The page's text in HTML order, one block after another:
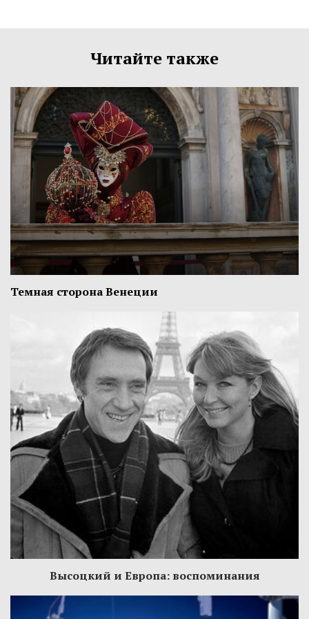
Читайте также
Темная сторона Венеции
Высоцкий и Европа: воспоминания